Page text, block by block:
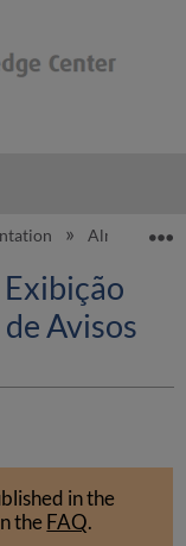
Alma Online
Avisos
in the
theFAQ.